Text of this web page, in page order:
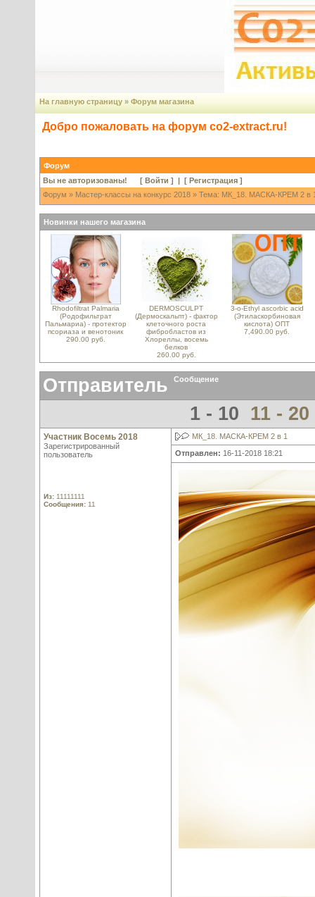
На главную страницу » Форум магазина
Добро пожаловать на форум co2-extract.ru!
Форум
Вы не авторизованы! [ Войти ] | [ Регистрация ]
Форум » Мастер-классы на конкурс 2018 » Тема: МК_18. МАСКА-КРЕМ 2 в
Новинки нашего магазина
Rhodofiltrat Palmaria
(Родофильтрат
Пальмариа) - протектор
псориаза и венотоник
290.00 руб.
DERMOSCULPT
(Дермоскальпт) - фактор
клеточного роста
фибробластов из
Хлореллы, восемь
белков
260.00 руб.
3-o-Ethyl ascorbic acid
(Этиласкорбиновая
кислота) ОПТ
7,490.00 руб.
Отправитель Сообщение
1 - 10 11 - 20
Участник Восемь 2018
Зарегистрированный
пользователь
Из: 11111111
Сообщения: 11
МК_18. МАСКА-КРЕМ 2 в 1
Отправлен: 16-11-2018 18:21